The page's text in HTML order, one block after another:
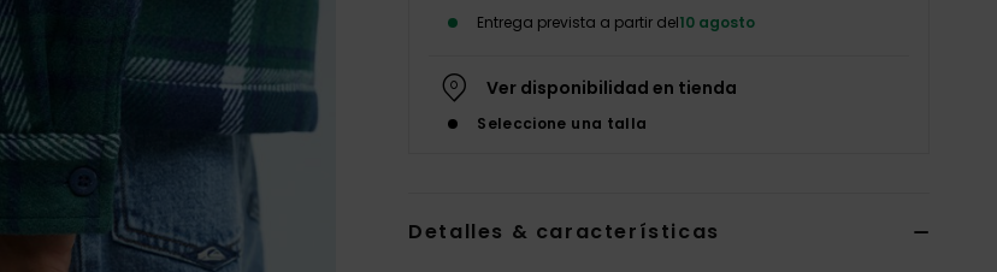
Entrega prevista a partir del10 agosto
Ver disponibilidad en tienda
Seleccione una talla
Detalles & características